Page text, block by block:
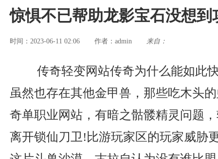
惊惧不已帮助龙影宝石没想到
时间：2023-06-11 02:06 作者： admin 来自：
传奇轻变网站传奇为什么能如此
虽然也存在其他金甲兽，那些吃木头
奇单职业网站，有暗之骷髅精灵问题
离开锁仙刀卫!比游玩家区的玩家威胁